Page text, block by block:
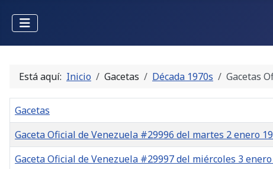
Está aquí: Inicio Gacetas Década 1970s Gacetas
Gacetas
Gaceta Oficial de Venezuela #29996 del martes 2 enero
Gaceta Oficial de Venezuela #29997 del miércoles 3